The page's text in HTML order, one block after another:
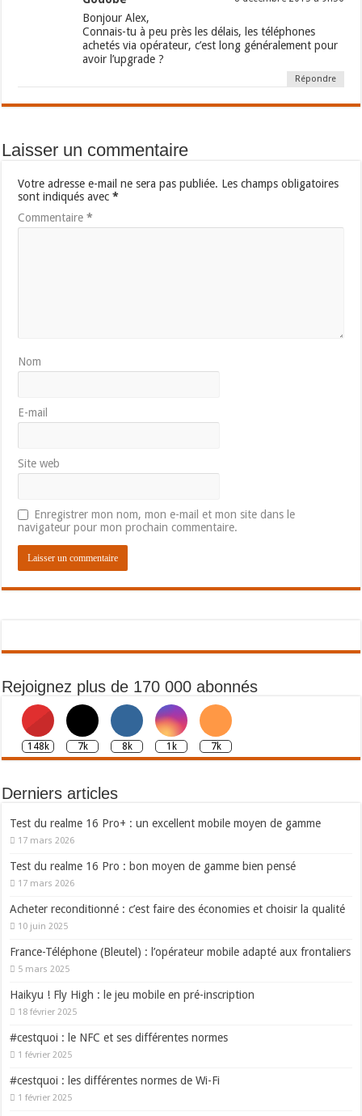
Bonjour Alex,
Connais-tu à peu près les délais, les téléphones
achetés via opérateur, c’est long généralement pour
avoir l’upgrade ?
Répondre
Laisser un commentaire
Votre adresse e-mail ne sera pas publiée. Les champs obligatoires
sont indiqués avec*
Commentaire*
Nom
E-mail
Site web
Enregistrer mon nom, mon e-mail et mon site dans le
navigateur pour mon prochain commentaire.
Rejoignez plus de 170 000 abonnés
148k 7k 8k 1k 7k
Derniers articles
Test du realme 16 Pro+ : un excellent mobile moyen de gamme
17 mars 2026
Test du realme 16 Pro : bon moyen de gamme bien pensé
17 mars 2026
Acheter reconditionné : c’est faire des économies et choisir la qualité
10 juin 2025
France-Téléphone (Bleutel) : l’opérateur mobile adapté aux frontaliers
5 mars 2025
Haikyu ! Fly High : le jeu mobile en pré-inscription
18 février 2025
#cestquoi : le NFC et ses différentes normes
1 février 2025
#cestquoi : les différentes normes de Wi-Fi
1 février 2025